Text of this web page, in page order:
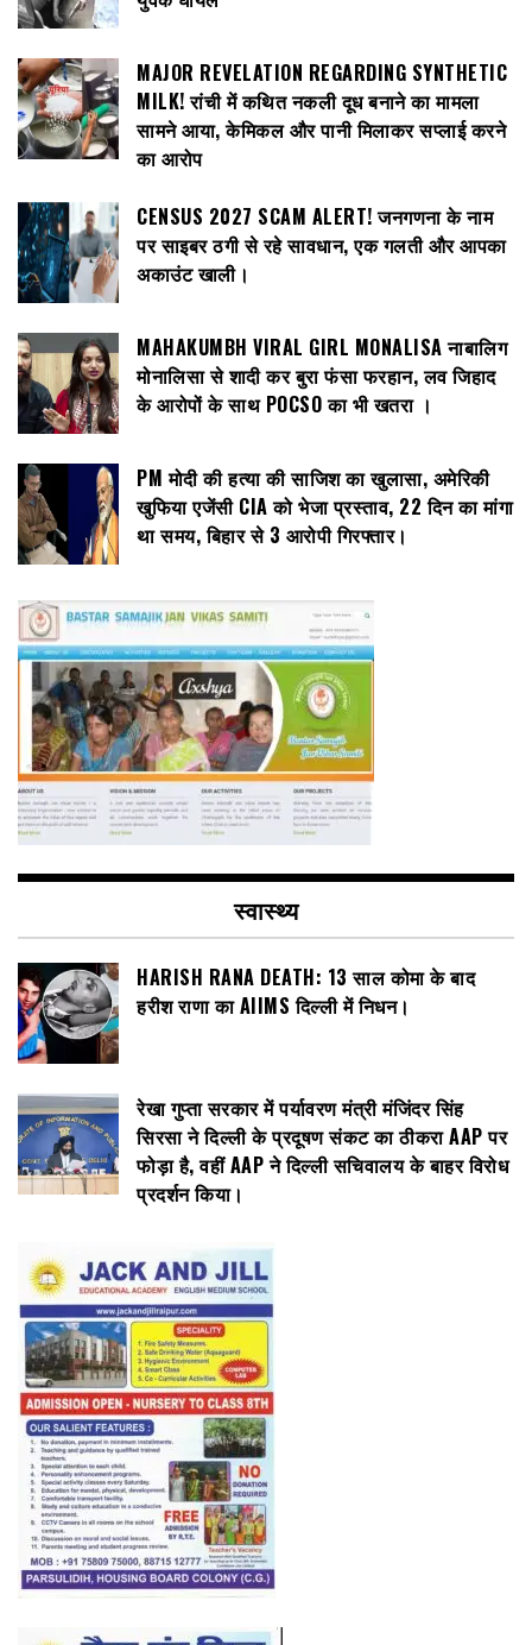
MAJOR REVELATION REGARDING SYNTHETIC
MILK! रांची में कथित नकली दूध बनाने का मामला
सामने आया, केमिकल और पानी मिलाकर सप्लाई करने
का आरोप
CENSUS 2027 SCAM ALERT! जनगणना के नाम
पर साइबर ठगी से रहे सावधान, एक गलती और आपका
अकाउंट खाली।
MAHAKUMBH VIRAL GIRL MONALISA नाबालिग
मोनालिसा से शादी कर बुरा फंसा फरहान, लव जिहाद
के आरोपों के साथ POCSO का भी खतरा ।
PM मोदी की हत्या की साजिश का खुलासा, अमेरिकी
खुफिया एजेंसी CIA को भेजा प्रस्ताव, 22 दिन का मांगा
था समय, बिहार से 3 आरोपी गिरफ्तार।
स्वास्थ्य
HARISH RANA DEATH: 13 साल कोमा के बाद
हरीश राणा का AIIMS दिल्ली में निधन।
रेखा गुप्ता सरकार में पर्यावरण मंत्री मंजिंदर सिंह
सिरसा ने दिल्ली के प्रदूषण संकट का ठीकरा AAP पर
फोड़ा है, वहीं AAP ने दिल्ली सचिवालय के बाहर विरोध
प्रदर्शन किया।